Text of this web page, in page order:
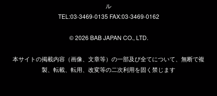
ル
TEL:03-3469-0135 FAX:03-3469-0162
©2026 BAB JAPAN CO., LTD.
本サイトの掲載内容（画像、文章等）の一部及び全てについて、無断で複
製、転載、転用、改変等の二次利用を固く禁じます